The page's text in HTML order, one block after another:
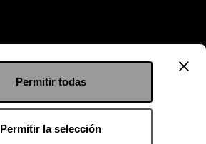
Permitir todas
Permitir la selección